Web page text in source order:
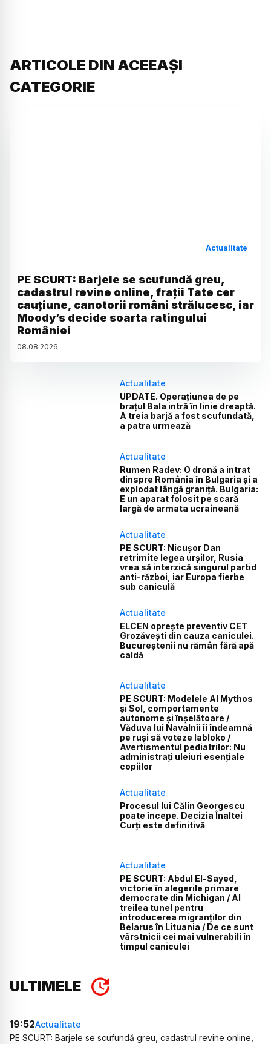
ARTICOLE DIN ACEEAȘI
CATEGORIE
Actualitate
PE SCURT: Barjele se scufundă greu,
cadastrul revine online, frații Tate cer
cauțiune, canotorii români strălucesc, iar
Moody’s decide soarta ratingului
României
08.08.2026
Actualitate
UPDATE. Operațiunea de pe
brațul Bala intră în linie dreaptă.
A treia barjă a fost scufundată,
a patra urmează
Actualitate
Rumen Radev: O dronă a intrat
dinspre România în Bulgaria și a
explodat lângă graniță. Bulgaria:
E un aparat folosit pe scară
largă de armata ucraineană
Actualitate
PE SCURT: Nicușor Dan
retrimite legea urșilor, Rusia
vrea să interzică singurul partid
anti-război, iar Europa fierbe
sub caniculă
Actualitate
ELCEN oprește preventiv CET
Grozăvești din cauza caniculei.
Bucureștenii nu rămân fără apă
caldă
Actualitate
PE SCURT: Modelele AI Mythos
și Sol, comportamente
autonome și înșelătoare /
Văduva lui Navalnîi îi îndeamnă
pe ruși să voteze Iabloko /
Avertismentul pediatrilor: Nu
administrați uleiuri esențiale
copiilor
Actualitate
Procesul lui Călin Georgescu
poate începe. Decizia Înaltei
Curți este definitivă
Actualitate
PE SCURT: Abdul El-Sayed,
victorie în alegerile primare
democrate din Michigan / Al
treilea tunel pentru
introducerea migranților din
Belarus în Lituania / De ce sunt
vârstnicii cei mai vulnerabili în
timpul caniculei
ULTIMELE
19:52Actualitate
PE SCURT: Barjele se scufundă greu, cadastrul revine online,